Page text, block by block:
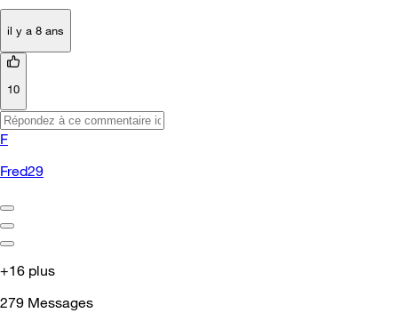
il y a 8 ans
10
F
Fred29
+16 plus
279 Messages